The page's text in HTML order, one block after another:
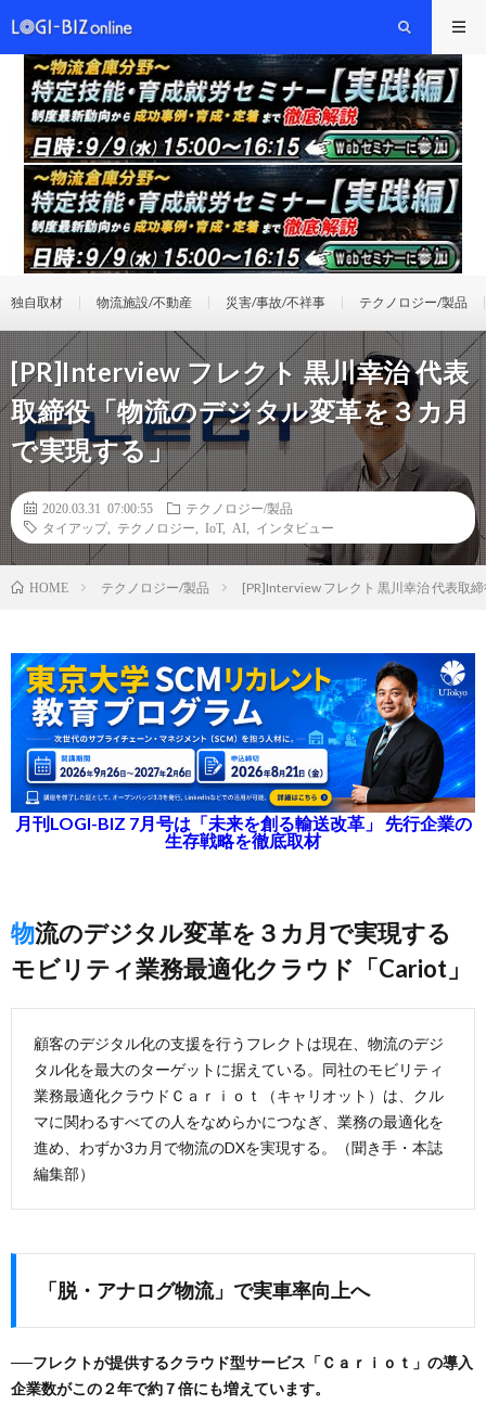
独自取材 物流施設/不動産 災害/事故/不祥事 テクノロジー/製品
[PR]Interview フレクト 黒川幸治 代表
取締役「物流のデジタル変革を３カ月
で実現する」
2020.03.31 07:00:55
テクノロジー/製品
タイアップ, テクノロジー IoT, AI インタビュー
HOME テクノロジー/製品 [PR]Interview フレクト 黒川幸治 代表取
月刊LOGI-BIZ 7月号は「未来を創る輸送改革」 先行企業の
生存戦略を徹底取材
物流のデジタル変革を３カ月で実現する
モビリティ業務最適化クラウド「Cariot」
顧客のデジタル化の支援を行うフレクトは現在、物流のデジ
タル化を最大のターゲットに据えている。同社のモビリティ
業務最適化クラウドＣａｒｉｏｔ（キャリオット）は、クル
マに関わるすべての人をなめらかにつなぎ、業務の最適化を
進め、わずか3カ月で物流のDXを実現する。（聞き手・本誌
編集部）
「脱・アナログ物流」で実車率向上へ
──フレクトが提供するクラウド型サービス「Ｃａｒｉｏｔ」の導入
企業数がこの２年で約７倍にも増えています。